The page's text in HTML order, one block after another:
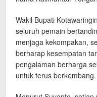
Wakil Bupati
seluruh pemain
menjaga kekompakan,
berharap kesempatan
pengalaman berharga
untuk terus berkembang.